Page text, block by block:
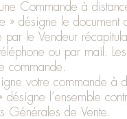
Commande à
» désigne le
par le Vendeur
ou par mail.
commande.
votre commande à
désigne l’ensemble
Générales de Vente.